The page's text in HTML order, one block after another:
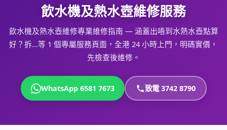
飲水機及熱水壺維修服務
飲水機及熱水壺維修專業維修指南 — 涵蓋出唔到水熱水壺點算
好？拆…等 1 個專屬服務頁面，全港 24 小時上門，明碼實價，
先檢查後維修。
WhatsApp 6581 7673 致電 3742 8790